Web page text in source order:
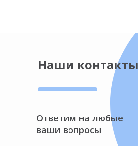
Наши контакты
Ответим на любые
ваши вопросы